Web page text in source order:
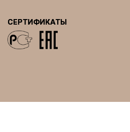
СЕРТИФИКАТЫ